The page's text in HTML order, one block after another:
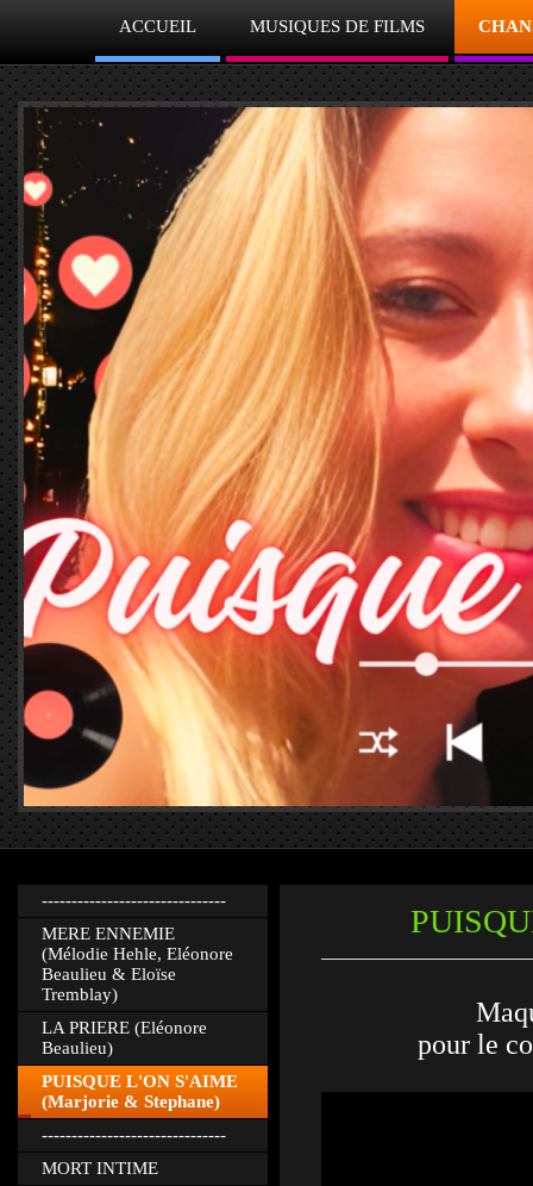
ACCUEIL MUSIQUES DE FILMS
-------------------------------
MERE ENNEMIE
(Mélodie Hehle, Eléonore
Beaulieu & Eloïse
Tremblay)
LA PRIERE (Eléonore
Beaulieu)
PUISQUE L'ON S'AIME
(Marjorie & Stephane)
-------------------------------
MORT INTIME
pour le